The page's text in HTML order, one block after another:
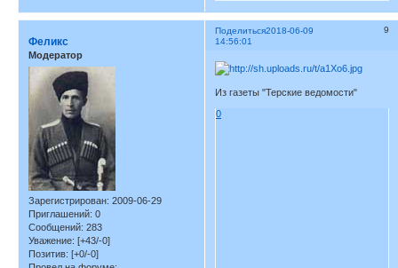
Поделиться 9
2018-06-09
14:56:01
Феликс
Модератор
Зарегистрирован: 2009-06-29
Приглашений: 0
Сообщений: 283
Уважение: [+43/-0]
Позитив: [+0/-0]
Из газеты "Терские ведомости"
0